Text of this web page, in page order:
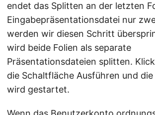
endet das Splitten an der letzten
Eingabepräsentationsdatei nur
werden wir diesen Schritt
wird beide Folien als separate
Präsentationsdateien splitten.
die Schaltfläche Ausführen und
wird gestartet.